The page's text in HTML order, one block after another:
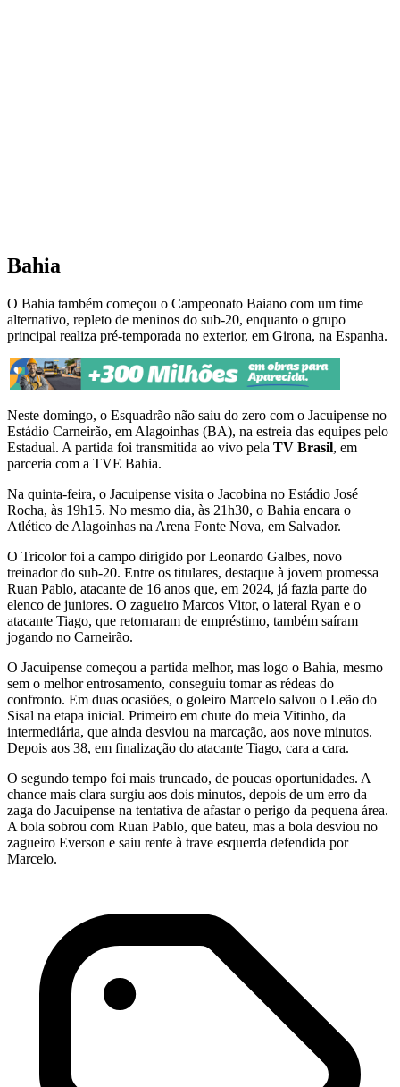
Bahia
O Bahia também começou o Campeonato Baiano com um time
alternativo, repleto de meninos do sub-20, enquanto o grupo
principal realiza pré-temporada no exterior, em Girona, na Espanha.
Neste domingo, o Esquadrão não saiu do zero com o Jacuipense no
Estádio Carneirão, em Alagoinhas (BA), na estreia das equipes pelo
Estadual. A partida foi transmitida ao vivo pela TV Brasil, em
parceria com a TVE Bahia.
Na quinta-feira, o Jacuipense visita o Jacobina no Estádio José
Rocha, às 19h15. No mesmo dia, às 21h30, o Bahia encara o
Atlético de Alagoinhas na Arena Fonte Nova, em Salvador.
O Tricolor foi a campo dirigido por Leonardo Galbes, novo
treinador do sub-20. Entre os titulares, destaque à jovem promessa
Ruan Pablo, atacante de 16 anos que, em 2024, já fazia parte do
elenco de juniores. O zagueiro Marcos Vitor, o lateral Ryan e o
atacante Tiago, que retornaram de empréstimo, também saíram
jogando no Carneirão.
O Jacuipense começou a partida melhor, mas logo o Bahia, mesmo
sem o melhor entrosamento, conseguiu tomar as rédeas do
confronto. Em duas ocasiões, o goleiro Marcelo salvou o Leão do
Sisal na etapa inicial. Primeiro em chute do meia Vitinho, da
intermediária, que ainda desviou na marcação, aos nove minutos.
Depois aos 38, em finalização do atacante Tiago, cara a cara.
O segundo tempo foi mais truncado, de poucas oportunidades. A
chance mais clara surgiu aos dois minutos, depois de um erro da
zaga do Jacuipense na tentativa de afastar o perigo da pequena área.
A bola sobrou com Ruan Pablo, que bateu, mas a bola desviou no
zagueiro Everson e saiu rente à trave esquerda defendida por
Marcelo.